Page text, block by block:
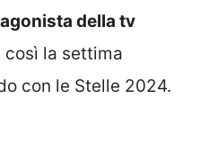
della tv
la settima
con le Stelle 2024.